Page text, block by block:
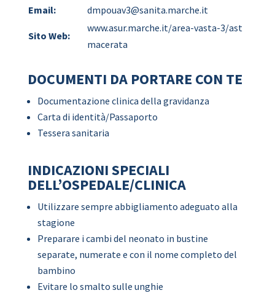
Email:
dmpouav3@sanita.marche.it
Sito Web:
www.asur.marche.it/area-vasta-3/ast
macerata
DOCUMENTI DA PORTARE CON TE
Documentazione clinica della gravidanza
Carta di identità/Passaporto
Tessera sanitaria
INDICAZIONI SPECIALI
DELL’OSPEDALE/CLINICA
Utilizzare sempre abbigliamento adeguato alla
stagione
Preparare i cambi del neonato in bustine
separate, numerate e con il nome completo del
bambino
Evitare lo smalto sulle unghie